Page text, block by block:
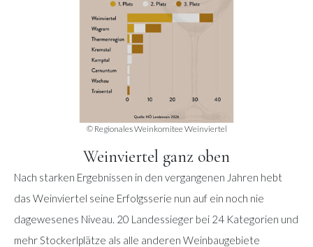
© Regionales Weinkomitee Weinviertel
Weinviertel ganz oben
Nach starken Ergebnissen in den vergangenen Jahren hebt
das Weinviertel seine Erfolgsserie nun auf ein noch nie
dagewesenes Niveau. 20 Landessieger bei 24 Kategorien und
mehr Stockerlplätze als alle anderen Weinbaugebiete